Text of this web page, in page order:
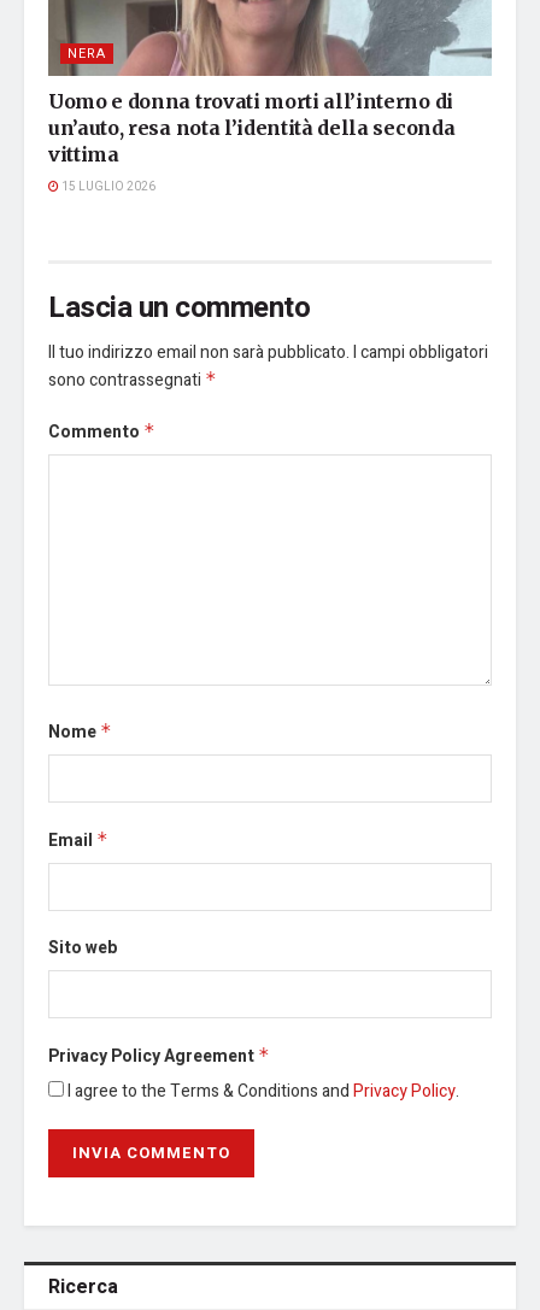
NERA
Uomo e donna trovati morti all’interno di
un’auto, resa nota l’identità della seconda
vittima
15 LUGLIO 2026
Lascia un commento
Il tuo indirizzo email non sarà pubblicato.I campi obbligatori
sono contrassegnati *
Commento *
Nome *
Email *
Sito web
Privacy Policy Agreement *
I agree to the Terms & Conditions andPrivacy Policy.
Ricerca